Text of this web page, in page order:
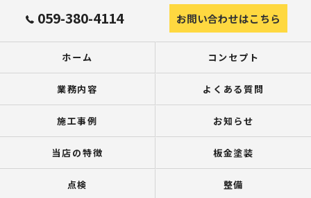
059-380-4114 お問い合わせはこちら
ホーム コンセプト
業務内容 よくある質問
施工事例 お知らせ
当店の特徴 板金塗装
点検 整備